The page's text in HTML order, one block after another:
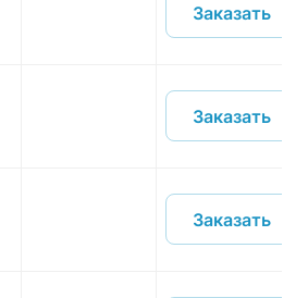
Заказать
Заказать
Заказать